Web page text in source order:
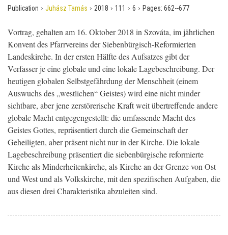
Publication › Juhász Tamás › 2018 › 111 › 6 › Pages: 662--677
Vortrag, gehalten am 16. Oktober 2018 in Szováta, im jährlichen
Konvent des Pfarrvereins der Siebenbürgisch-Reformierten
Landeskirche. In der ersten Hälfte des Aufsatzes gibt der
Verfasser je eine globale und eine lokale Lagebeschreibung. Der
heutigen globalen Selbstgefährdung der Menschheit (einem
Auswuchs des „westlichen“ Geistes) wird eine nicht minder
sichtbare, aber jene zerstörerische Kraft weit übertreffende andere
globale Macht entgegengestellt: die umfassende Macht des
Geistes Gottes, repräsentiert durch die Gemeinschaft der
Geheiligten, aber präsent nicht nur in der Kirche. Die lokale
Lagebeschreibung präsentiert die siebenbürgische reformierte
Kirche als Minderheitenkirche, als Kirche an der Grenze von Ost
und West und als Volkskirche, mit den spezifischen Aufgaben, die
aus diesen drei Charakteristika abzuleiten sind.